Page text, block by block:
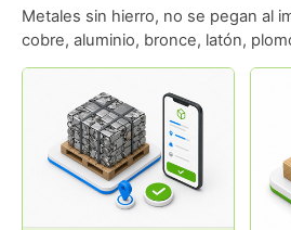
Metales sin hierro, no se pegan al
cobre, aluminio, bronce, latón,